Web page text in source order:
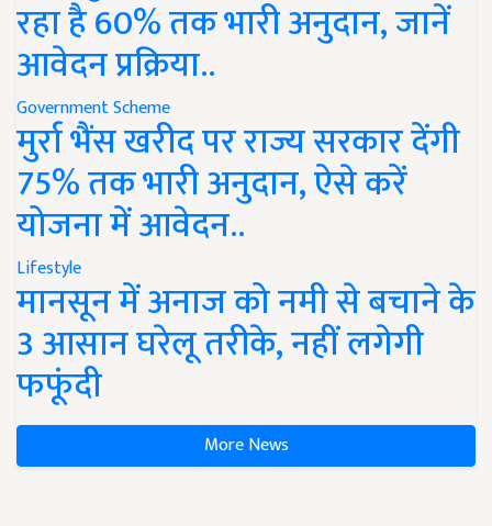
रहा है 60% तक भारी अनुदान, जानें
आवेदन प्रक्रिया..
Government Scheme
मुर्रा भैंस खरीद पर राज्य सरकार देंगी
75% तक भारी अनुदान, ऐसे करें
योजना में आवेदन..
Lifestyle
मानसून में अनाज को नमी से बचाने के
3 आसान घरेलू तरीके, नहीं लगेगी
फफूंदी
More News